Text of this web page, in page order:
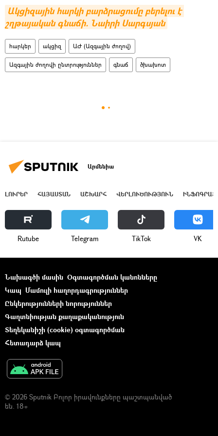
Ակցիզային հարկի բարձրացումը բերելու է
շղթայական գնաճի. Նաիրի Սարգսյան
հարկեր ակցիզ ԱԺ (Ազգային ժողով)
Ազգային ժողովի ընտրություններ գնաճ ծխախոտ
Արմենիա
ԼՈՒՐԵՐ ՀԱՅԱՍՏԱՆ ԱՇԽԱՐՀ ՎԵՐԼՈՒԾՈՒԹՅՈՒՆ
Rutube Telegram ТikТоk VK
Նախագծի մասին Օգտագործման կանոնները
Կապ Մամուլի հաղորդագրություններ
Ընկերությունների նորություններ
Գաղտնիության քաղաքականություն
Տեղեկանիշի (cookie) օգտագործման
Հետադարձ կապ
© 2026 Sputnik Բոլոր իրավունքները պաշտպանված
են. 18+